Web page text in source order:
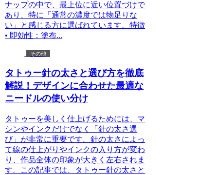
ナップの中で、最上位に近い位置づけで
あり、特に「通常の濃度では物足りな
い」と感じる方に選ばれています。特徴
• 即効性：塗布...
その他
タトゥー針の太さと選び方を徹底
解説！デザインに合わせた最適な
ニードルの使い分け
タトゥーを美しく仕上げるためには、マ
シンやインクだけでなく「針の太さ選
び」が非常に重要です。針の太さによっ
て線の仕上がりやインクの入り方が変わ
り、作品全体の印象が大きく左右されま
す。この記事では、タトゥー針の太さと